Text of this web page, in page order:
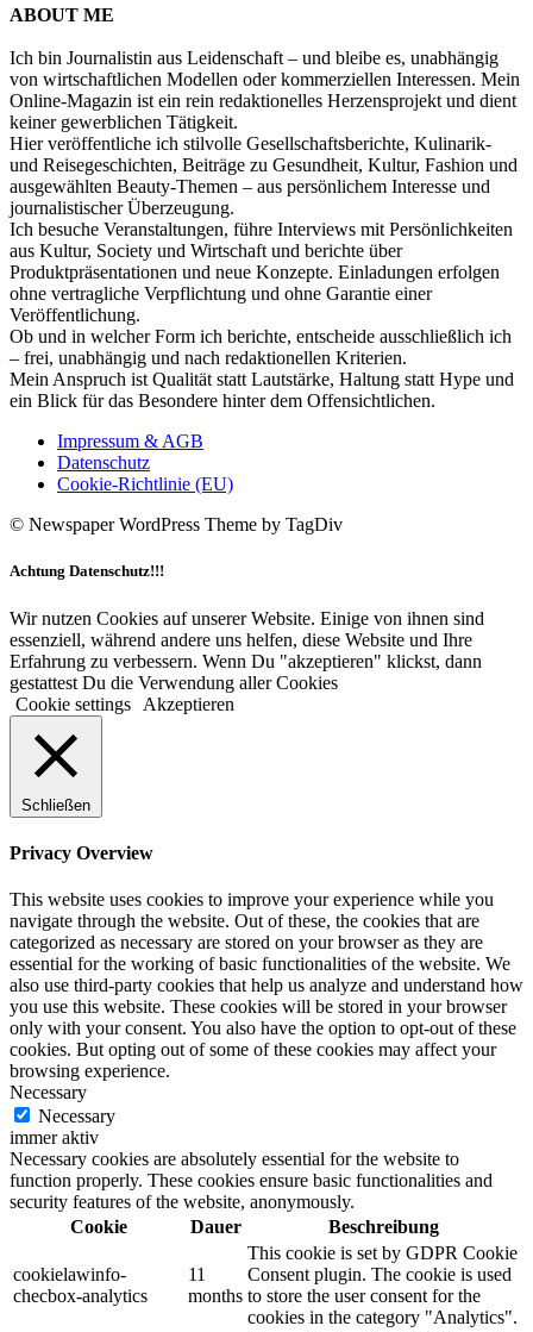
ABOUT ME
Ich bin Journalistin aus Leidenschaft – und bleibe es, unabhängig
von wirtschaftlichen Modellen oder kommerziellen Interessen. Mein
Online-Magazin ist ein rein redaktionelles Herzensprojekt und dient
keiner gewerblichen Tätigkeit.
Hier veröffentliche ich stilvolle Gesellschaftsberichte, Kulinarik-
und Reisegeschichten, Beiträge zu Gesundheit, Kultur, Fashion und
ausgewählten Beauty-Themen – aus persönlichem Interesse und
journalistischer Überzeugung.
Ich besuche Veranstaltungen, führe Interviews mit Persönlichkeiten
aus Kultur, Society und Wirtschaft und berichte über
Produktpräsentationen und neue Konzepte. Einladungen erfolgen
ohne vertragliche Verpflichtung und ohne Garantie einer
Veröffentlichung.
Ob und in welcher Form ich berichte, entscheide ausschließlich ich
– frei, unabhängig und nach redaktionellen Kriterien.
Mein Anspruch ist Qualität statt Lautstärke, Haltung statt Hype und
ein Blick für das Besondere hinter dem Offensichtlichen.
Impressum & AGB
Datenschutz
Cookie-Richtlinie (EU)
© Newspaper WordPress Theme by TagDiv
Achtung Datenschutz!!!
Wir nutzen Cookies auf unserer Website. Einige von ihnen sind
essenziell, während andere uns helfen, diese Website und Ihre
Erfahrung zu verbessern. Wenn Du "akzeptieren" klickst, dann
gestattest Du die Verwendung aller Cookies
Cookie settings
Akzeptieren
Schließen
Privacy Overview
This website uses cookies to improve your experience while you
navigate through the website. Out of these, the cookies that are
categorized as necessary are stored on your browser as they are
essential for the working of basic functionalities of the website. We
also use third-party cookies that help us analyze and understand how
you use this website. These cookies will be stored in your browser
only with your consent. You also have the option to opt-out of these
cookies. But opting out of some of these cookies may affect your
browsing experience.
Necessary
Necessary
immer aktiv
Necessary cookies are absolutely essential for the website to
function properly. These cookies ensure basic functionalities and
security features of the website, anonymously.
Cookie
Dauer Beschreibung
cookielawinfo-
checbox-analytics
11
months
This cookie is set by GDPR Cookie
Consent plugin. The cookie is used
to store the user consent for the
cookies in the category "Analytics".